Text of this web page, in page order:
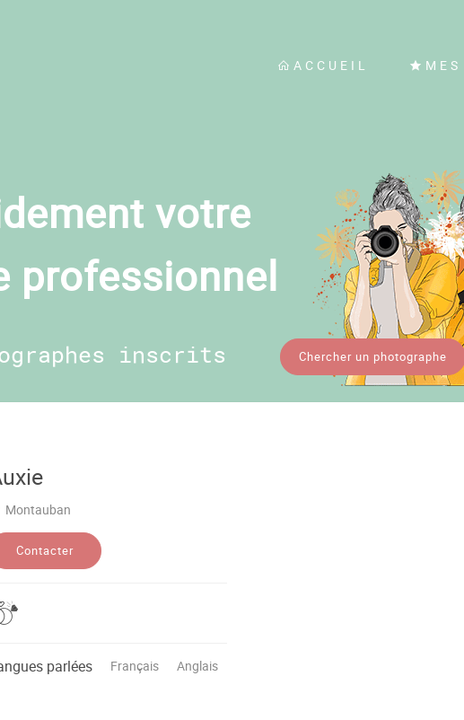
ACCUEIL
votre
professionnel
inscrits Chercher un photographe
Montauban
Contacter
parlées Français Anglais